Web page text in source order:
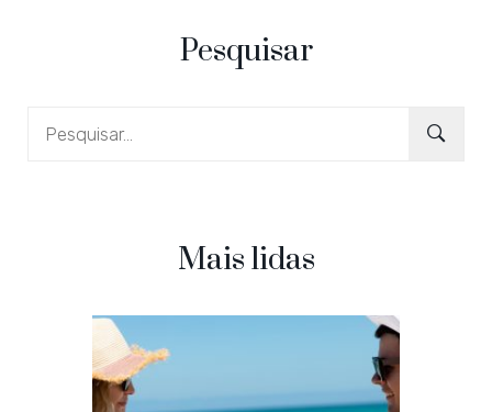
Pesquisar
Mais lidas